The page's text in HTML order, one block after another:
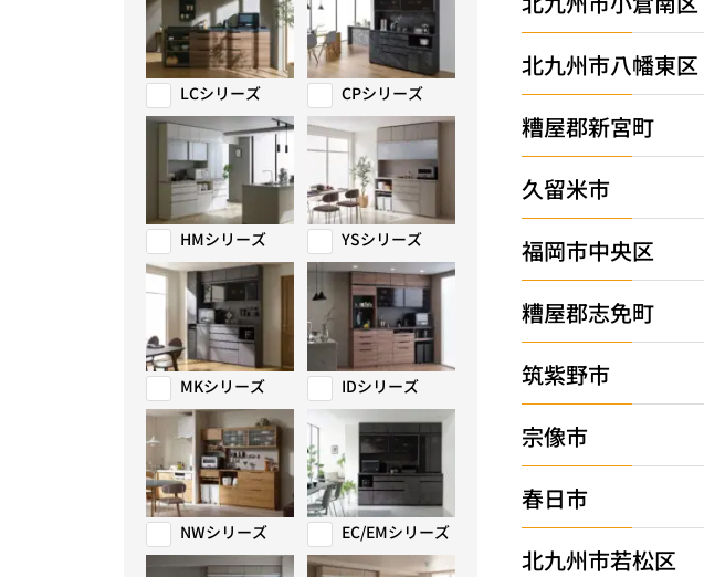
LCシリーズ CPシリーズ
HMシリーズ YSシリーズ
MKシリーズ IDシリーズ
NWシリーズ EC/EMシリーズ
北九州市八幡東区
糟屋郡新宮町
久留米市
福岡市中央区
糟屋郡志免町
筑紫野市
宗像市
春日市
北九州市若松区